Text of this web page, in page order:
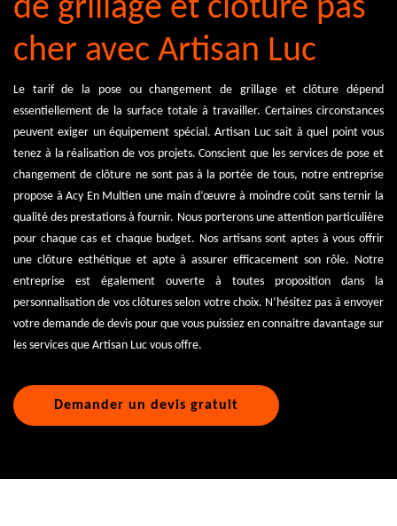
de grillage et clôture pas
cher avec Artisan Luc
Le tarif de la pose ou changement de grillage et clôture dépend
essentiellement de la surface totale à travailler. Certaines circonstances
peuvent exiger un équipement spécial. Artisan Luc sait à quel point vous
tenez à la réalisation de vos projets. Conscient que les services de pose et
changement de clôture ne sont pas à la portée de tous, notre entreprise
propose à Acy En Multien une main d’œuvre à moindre coût sans ternir la
qualité des prestations à fournir. Nous porterons une attention particulière
pour chaque cas et chaque budget. Nos artisans sont aptes à vous offrir
une clôture esthétique et apte à assurer efficacement son rôle. Notre
entreprise est également ouverte à toutes proposition dans la
personnalisation de vos clôtures selon votre choix. N’hésitez pas à envoyer
votre demande de devis pour que vous puissiez en connaitre davantage sur
les services que Artisan Luc vous offre.
Demander un devis gratuit